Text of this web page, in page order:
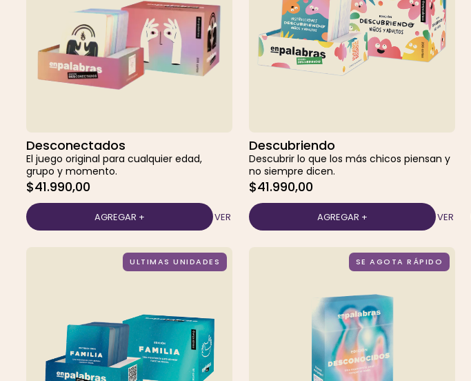
Desconectados
El juego original para cualquier edad,
grupo y momento.
$41.990,00
VER
Descubriendo
Descubrir lo que los más chicos piensan y
no siempre dicen.
$41.990,00
VER
ULTIMAS UNIDADES SE AGOTA RÁPIDO